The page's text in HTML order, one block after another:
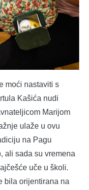
moći nastaviti s
Kašića nudi
Marijom
ulaže u ovu
na Pagu
ali sada su vremena
uče u školi.
bila orijentirana na